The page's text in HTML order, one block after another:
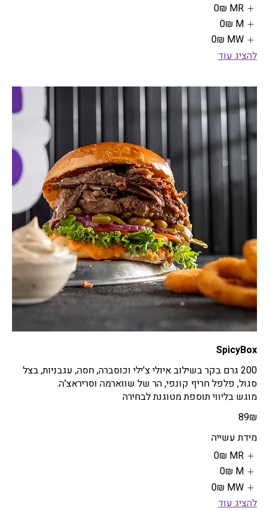
MR
‏0 ‏₪
M
‏0 ‏₪
MW
‏0 ‏₪
להציג עוד
SpicyBox
200 גרם בקר בשילוב איולי צ'ילי וכוסברה, חסה, עגבניות, בצל
מוגש בליווי תוספת מטוגנת לבחירה
‏89 ‏₪
מידת עשייה
MR
‏0 ‏₪
M
‏0 ‏₪
MW
‏0 ‏₪
להציג עוד